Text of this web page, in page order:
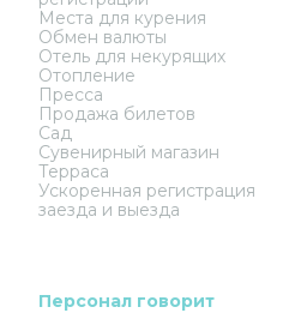
Места для курения
Обмен валюты
Отель для некурящих
Отопление
Пресса
Продажа билетов
Сад
Сувенирный магазин
Терраса
Ускоренная регистрация
заезда и выезда
Персонал говорит